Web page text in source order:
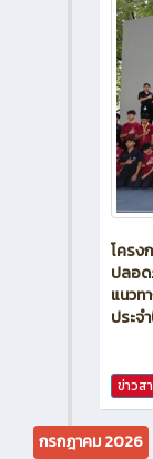
โครง
ปลอด
แนวท